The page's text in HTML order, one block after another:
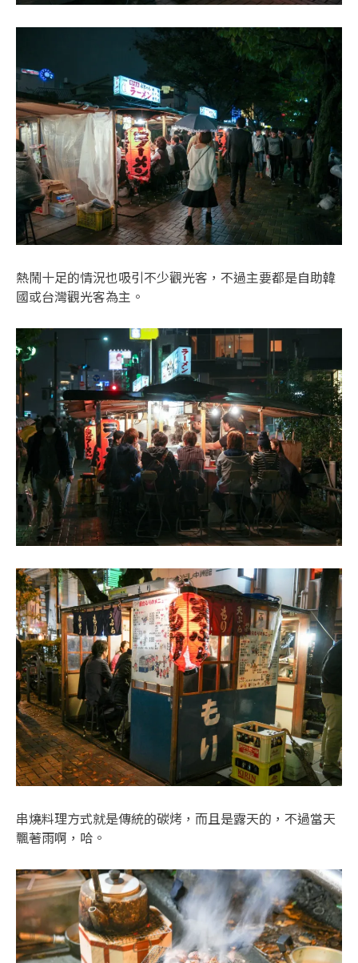
熱鬧十足的情況也吸引不少觀光客，不過主要都是自助韓
國或台灣觀光客為主。
串燒料理方式就是傳統的碳烤，而且是露天的，不過當天
飄著雨啊，哈。